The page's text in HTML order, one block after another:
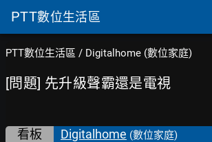
PTT數位生活區
PTT數位生活區 / Digitalhome (數位家庭)
[問題] 先升級聲霸還是電視
看板 Digitalhome (數位家庭)